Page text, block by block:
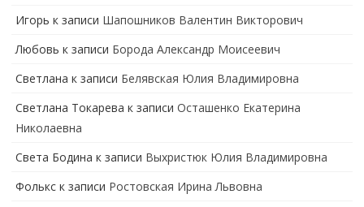
Игорь к записи Шапошников Валентин Викторович
Любовь к записи Борода Александр Моисеевич
Светлана к записи Белявская Юлия Владимировна
Cветлана Токарева к записи Осташенко Екатерина
Николаевна
Света Бодина к записи Выхристюк Юлия Владимировна
Фолькс к записи Ростовская Ирина Львовна